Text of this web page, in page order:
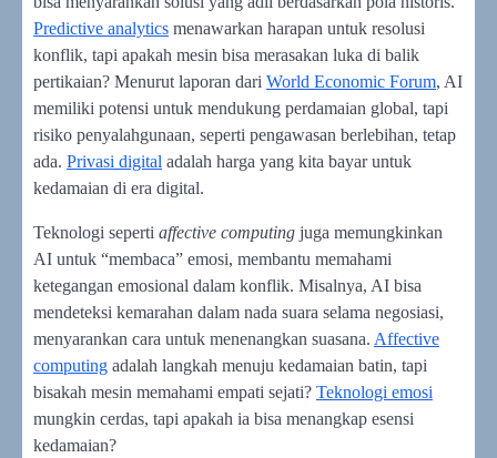
Predictive analytics menawarkan harapan untuk resolusi
konflik, tapi apakah mesin bisa merasakan luka di balik
pertikaian? Menurut laporan dari World Economic Forum, AI
memiliki potensi untuk mendukung perdamaian global, tapi
risiko penyalahgunaan, seperti pengawasan berlebihan, tetap
ada. Privasi digital adalah harga yang kita bayar untuk
kedamaian di era digital.
Teknologi seperti affective computing juga memungkinkan
AI untuk “membaca” emosi, membantu memahami
ketegangan emosional dalam konflik. Misalnya, AI bisa
mendeteksi kemarahan dalam nada suara selama negosiasi,
menyarankan cara untuk menenangkan suasana. Affective
computing adalah langkah menuju kedamaian batin, tapi
bisakah mesin memahami empati sejati? Teknologi emosi
mungkin cerdas, tapi apakah ia bisa menangkap esensi
kedamaian?